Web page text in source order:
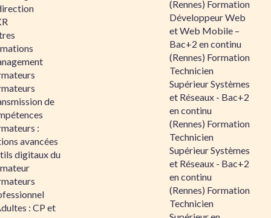
de
:
avancées
digitaux du
: CP et
(Rennes) Formation
Développeur Web
et Web Mobile –
Bac+2 en continu
(Rennes) Formation
Technicien
Supérieur Systèmes
et Réseaux - Bac+2
en continu
(Rennes) Formation
Technicien
Supérieur Systèmes
et Réseaux - Bac+2
en continu
(Rennes) Formation
Technicien